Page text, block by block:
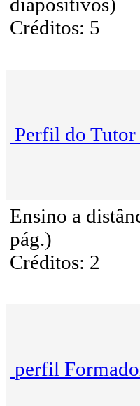
diapositivos)
Créditos: 5
Perfil do
Ensino a
pág.)
Créditos: 2
perfil